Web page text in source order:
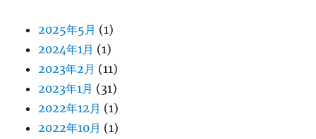
2025年5月 (1)
2024年1月 (1)
2023年2月 (11)
2023年1月 (31)
2022年12月 (1)
2022年10月 (1)